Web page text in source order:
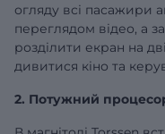
огляду всі пасажири
переглядом відео, а
розділити екран на
дивитися кіно та
2. Потужний